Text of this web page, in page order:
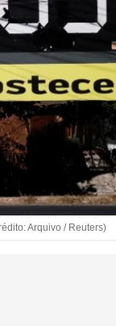
Arquivo / Reuters)